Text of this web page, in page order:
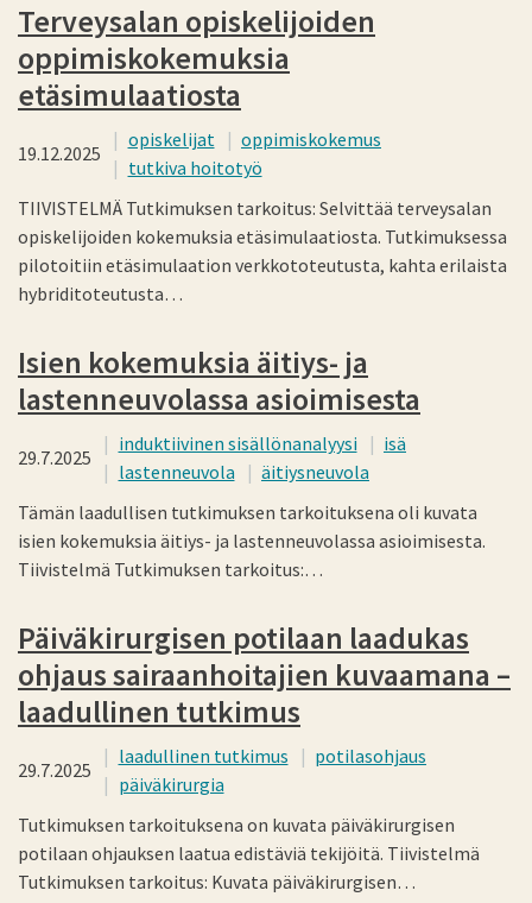
Terveysalan opiskelijoiden
oppimiskokemuksia
etäsimulaatiosta
19.12.2025
opiskelijat
oppimiskokemus
tutkiva hoitotyö
TIIVISTELMÄ Tutkimuksen tarkoitus: Selvittää terveysalan
opiskelijoiden kokemuksia etäsimulaatiosta. Tutkimuksessa
pilotoitiin etäsimulaation verkkototeutusta, kahta erilaista
hybriditoteutusta…
Isien kokemuksia äitiys- ja
lastenneuvolassa asioimisesta
29.7.2025
induktiivinen sisällönanalyysi
isä
lastenneuvola
äitiysneuvola
Tämän laadullisen tutkimuksen tarkoituksena oli kuvata
isien kokemuksia äitiys- ja lastenneuvolassa asioimisesta.
Tiivistelmä Tutkimuksen tarkoitus:…
Päiväkirurgisen potilaan laadukas
ohjaus sairaanhoitajien kuvaamana –
laadullinen tutkimus
29.7.2025
laadullinen tutkimus
potilasohjaus
päiväkirurgia
Tutkimuksen tarkoituksena on kuvata päiväkirurgisen
potilaan ohjauksen laatua edistäviä tekijöitä. Tiivistelmä
Tutkimuksen tarkoitus: Kuvata päiväkirurgisen…